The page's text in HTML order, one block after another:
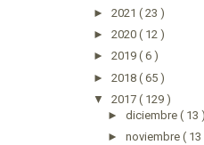
► 2021 ( 23 )
► 2020 ( 12 )
► 2019 ( 6 )
► 2018 ( 65 )
▼ 2017 ( 129 )
► diciembre ( 13 )
► noviembre ( 13